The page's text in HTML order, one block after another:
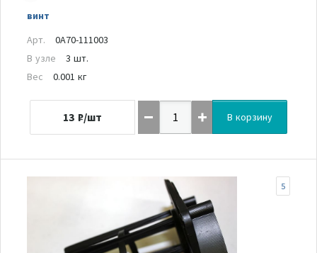
винт
Арт.
0A70-111003
В узле
3 шт.
Вес
0.001 кг
13 ₽/шт В корзину
5